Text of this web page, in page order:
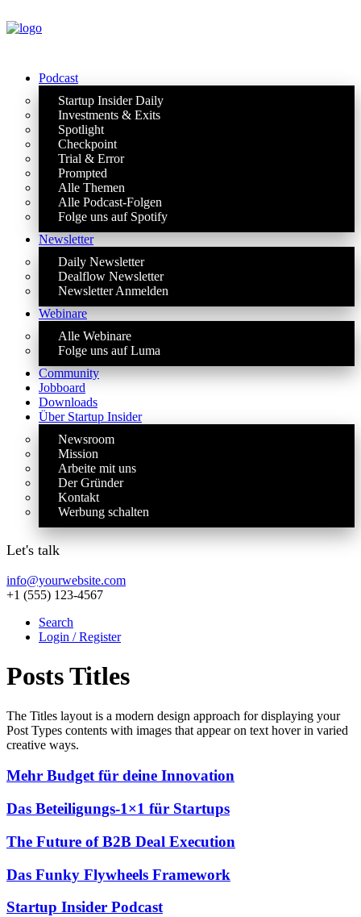
Podcast
Startup Insider Daily
Investments & Exits
Spotlight
Checkpoint
Trial & Error
Prompted
Alle Themen
Alle Podcast-Folgen
Folge uns auf Spotify
Newsletter
Daily Newsletter
Dealflow Newsletter
Newsletter Anmelden
Webinare
Alle Webinare
Folge uns auf Luma
Community
Jobboard
Downloads
Über Startup Insider
Newsroom
Mission
Arbeite mit uns
Der Gründer
Kontakt
Werbung schalten
Let's talk
info@yourwebsite.com
+1 (555) 123-4567
Search
Login / Register
Posts Titles
The Titles layout is a modern design approach for displaying your
Post Types contents with images that appear on text hover in varied
creative ways.
Mehr Budget für deine Innovation
Das Beteiligungs-1×1 für Startups
The Future of B2B Deal Execution
Das Funky Flywheels Framework
Startup Insider Podcast